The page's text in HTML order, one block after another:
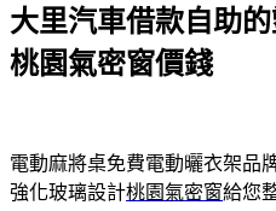
於
大里汽車借款自助
桃園氣密窗價錢
電動麻將桌免費電動曬衣架品
強化玻璃設計桃園氣密窗給您